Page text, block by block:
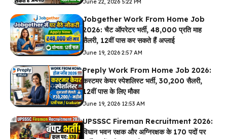
June 22, 2026 5:22 PM
Jobgether Work From Home Job
2026: चैट ऑपरेटर भर्ती, ₹48,000 प्रति माह
सैलरी, 12वीं पास कर सकते हैं अप्लाई
June 19, 2026 2:57 AM
Preply Work From Home Job 2026:
कस्टमर केयर स्पेशलिस्ट भर्ती, ₹30,200 सैलरी,
12वीं पास के लिए मौका
June 19, 2026 12:53 AM
UPSSSC Fireman Recruitment 2026:
विधान भवन रक्षक और अग्निरक्षक के 170 पदों पर